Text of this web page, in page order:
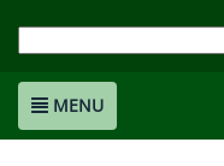
MENU